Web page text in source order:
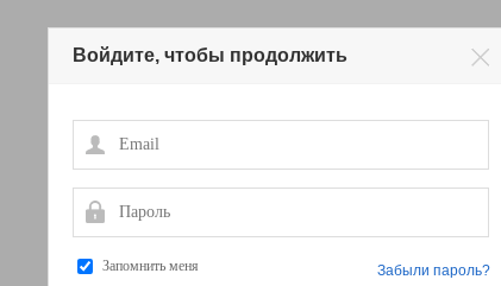
Войдите, чтобы продолжить
Email
Пароль
Запомнить меня Забыли пароль?